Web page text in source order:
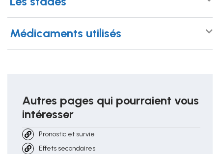
Médicaments utilisés
Autres pages qui pourraient vous
intéresser
Pronostic et survie
Effets secondaires